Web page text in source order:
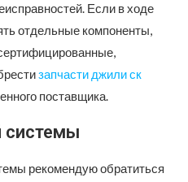
Если в ходе
отдельные компоненты,
запчасти джили ск
поставщика.
системы
рекомендую обратиться